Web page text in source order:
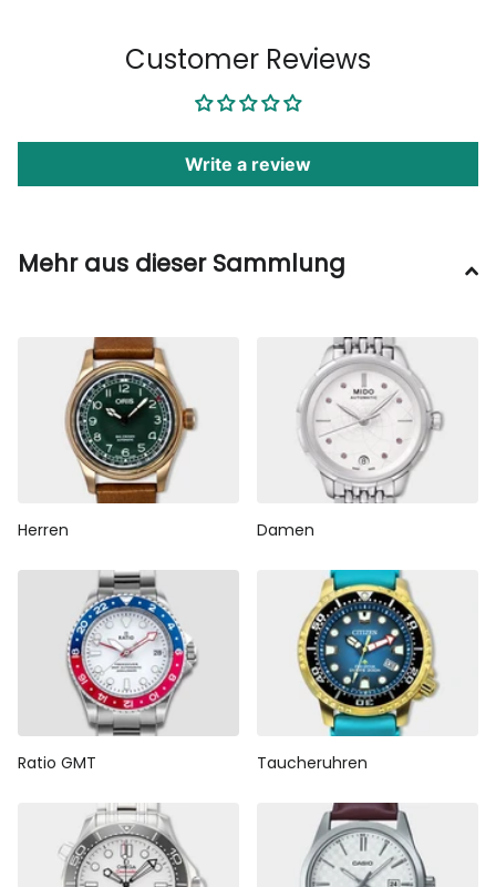
Customer Reviews
Write a review
Mehr aus dieser Sammlung
Herren Damen
Ratio GMT Taucheruhren